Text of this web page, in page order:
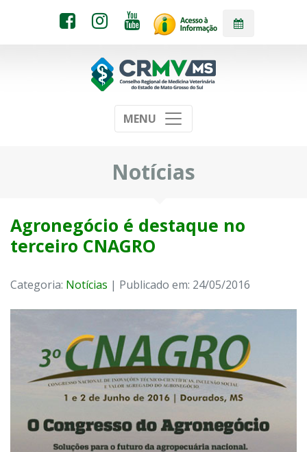
MENU
Notícias
Agronegócio é destaque no
terceiro CNAGRO
Categoria: Notícias | Publicado em: 24/05/2016